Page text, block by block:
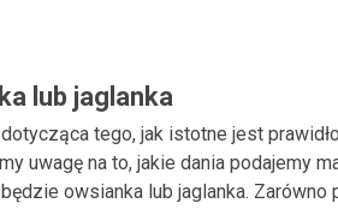
lub jaglanka
tego, jak istotne jest
uwagę na to, jakie dania podajemy
owsianka lub jaglanka. Zarówno